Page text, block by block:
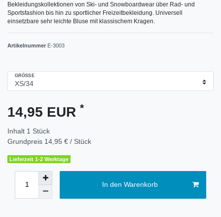
Bekleidungskollektionen von Ski- und Snowboardwear über Rad- und
Sportsfashion bis hin zu sportlicher Freizeitbekleidung. Universell
einsetzbare sehr leichte Bluse mit klassischem Kragen.
Artikelnummer E-3003
GRÖSSE
14,95 EUR *
Inhalt 1 Stück
Grundpreis 14,95 € / Stück
Lieferzeit 1-2 Werktage
In den Warenkorb